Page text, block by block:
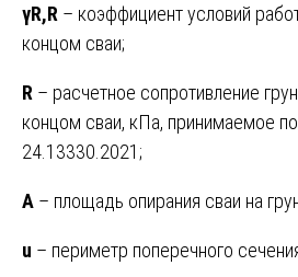
γR,R – коэффициент условий
концом сваи;
R – расчетное сопротивление
концом сваи, кПа, принимаемое
24.13330.2021;
A – площадь опирания сваи на
u – периметр поперечного